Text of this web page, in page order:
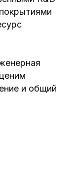
и общий